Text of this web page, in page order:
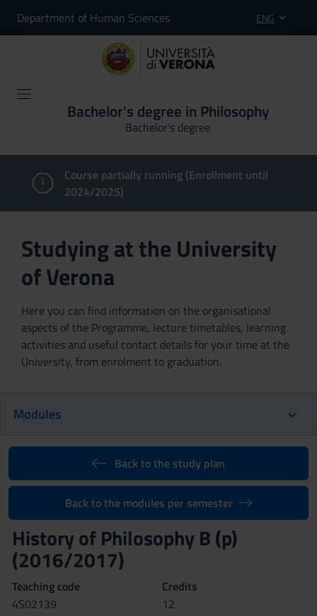
Department of Human Sciences ENG
Bachelor's degree in Philosophy
Bachelor's degree
Course partially running (Enrollment until
2024/2025)
Studying at the University
of Verona
Here you can find information on the organisational
aspects of the Programme, lecture timetables, learning
activities and useful contact details for your time at the
University, from enrolment to graduation.
Modules
Back to the study plan
Back to the modules per semester
History of Philosophy B (p)
(2016/2017)
Teaching code
4S02139
Credits
12